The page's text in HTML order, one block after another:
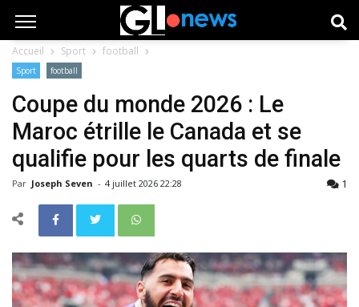
Accueil Sport football
Sport football
Coupe du monde 2026 : Le
Maroc étrille le Canada et se
qualifie pour les quarts de finale
Par Joseph Seven - 4 juillet 2026 22:28 1